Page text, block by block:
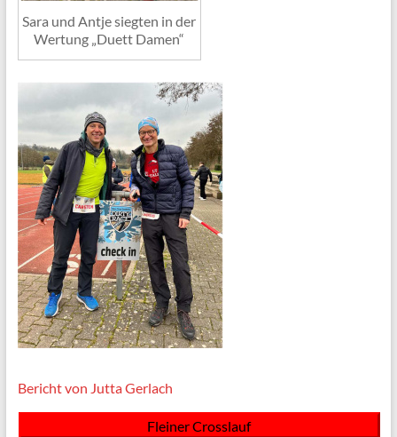
Sara und Antje siegten in der
Wertung „Duett Damen“
Bericht von Jutta Gerlach
Fleiner Crosslauf